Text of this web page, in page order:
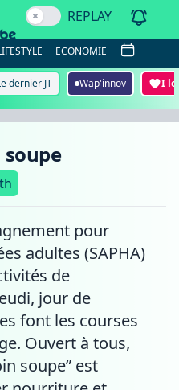
REPLAY
ECONOMIE
dernier JT Wap'innov I
soupe
pour
adultes (SAPHA)
de
jour de
font les courses
Ouvert à tous,
soupe” est